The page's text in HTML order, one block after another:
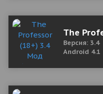
The
Версия: 3.4
Android 4.1